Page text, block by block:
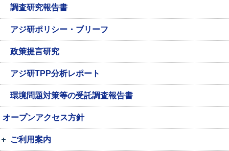
調査研究報告書
アジ研ポリシー・ブリーフ
政策提言研究
アジ研TPP分析レポート
環境問題対策等の受託調査報告書
オープンアクセス方針
ご利用案内